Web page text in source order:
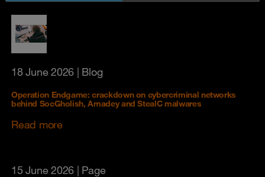
18 June 2026 | Blog
Operation Endgame: crackdown on cybercriminal networks
behind SocGholish, Amadey and StealC malwares
Read more
15 June 2026 | Page